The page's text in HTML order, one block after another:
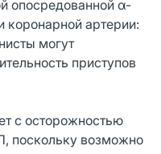
опосредованной α-
коронарной артерии:
могут
приступов
с осторожностью
поскольку возможно